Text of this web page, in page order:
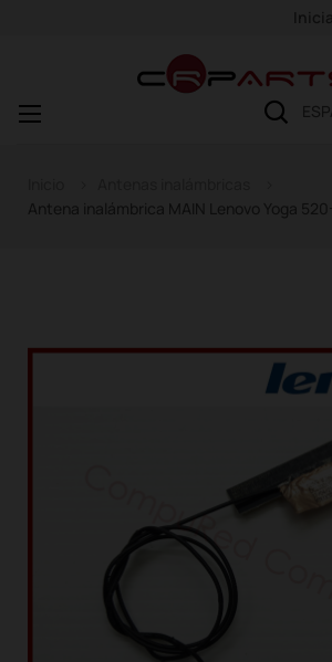
Navegación
☰